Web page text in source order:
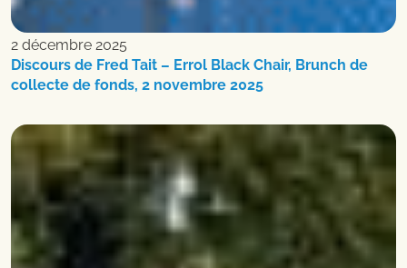
2 décembre 2025
Discours de Fred Tait – Errol Black Chair, Brunch de
collecte de fonds, 2 novembre 2025